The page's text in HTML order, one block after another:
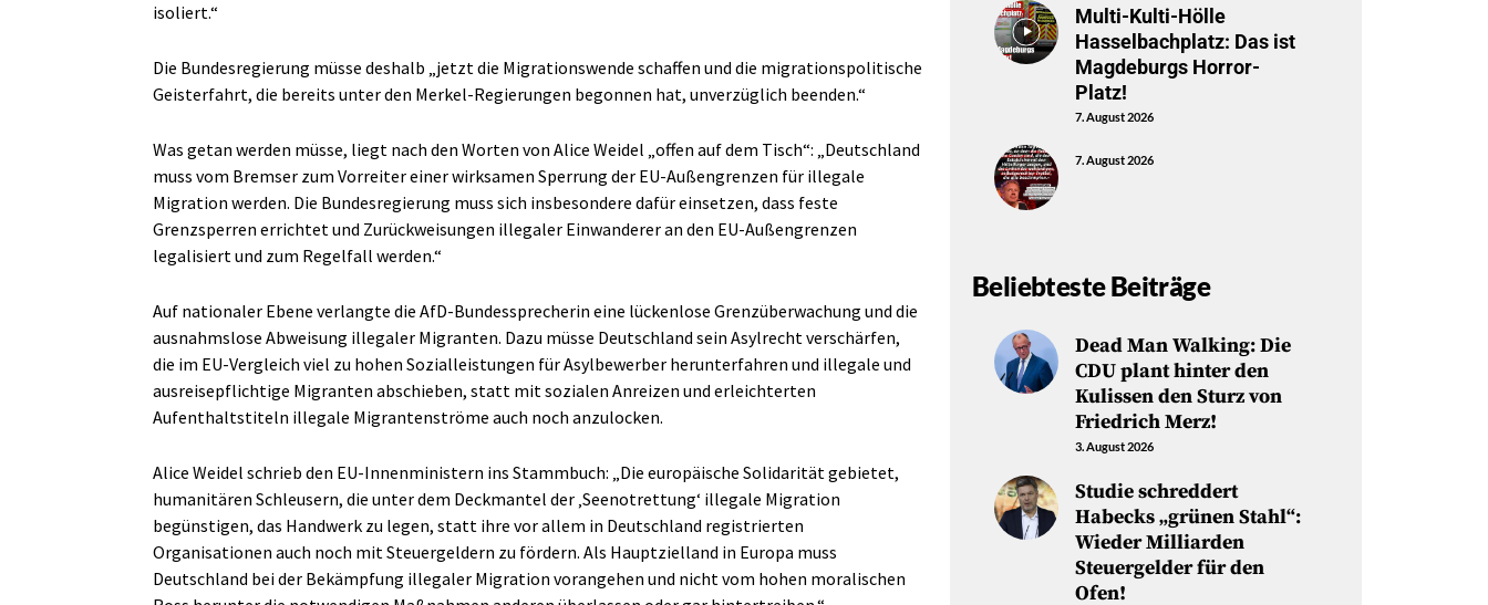
isoliert.“
Die Bundesregierung müsse deshalb „jetzt die Migrationswende schaffen und die migrationspolitische
Geisterfahrt, die bereits unter den Merkel-Regierungen begonnen hat, unverzüglich beenden.“
Was getan werden müsse, liegt nach den Worten von Alice Weidel „offen auf dem Tisch“: „Deutschland
muss vom Bremser zum Vorreiter einer wirksamen Sperrung der EU-Außengrenzen für illegale
Migration werden. Die Bundesregierung muss sich insbesondere dafür einsetzen, dass feste
Grenzsperren errichtet und Zurückweisungen illegaler Einwanderer an den EU-Außengrenzen
legalisiert und zum Regelfall werden.“
Auf nationaler Ebene verlangte die AfD-Bundessprecherin eine lückenlose Grenzüberwachung und die
ausnahmslose Abweisung illegaler Migranten. Dazu müsse Deutschland sein Asylrecht verschärfen,
die im EU-Vergleich viel zu hohen Sozialleistungen für Asylbewerber herunterfahren und illegale und
ausreisepflichtige Migranten abschieben, statt mit sozialen Anreizen und erleichterten
Aufenthaltstiteln illegale Migrantenströme auch noch anzulocken.
Alice Weidel schrieb den EU-Innenministern ins Stammbuch: „Die europäische Solidarität gebietet,
humanitären Schleusern, die unter dem Deckmantel der ‚Seenotrettung‘ illegale Migration
begünstigen, das Handwerk zu legen, statt ihre vor allem in Deutschland registrierten
Organisationen auch noch mit Steuergeldern zu fördern. Als Hauptzielland in Europa muss
Deutschland bei der Bekämpfung illegaler Migration vorangehen und nicht vom hohen moralischen
Multi-Kulti-Hölle
Hasselbachplatz: Das ist
Magdeburgs Horror-
Platz!
7. August 2026
7. August 2026
Beliebteste Beiträge
Dead Man Walking: Die
CDU plant hinter den
Kulissen den Sturz von
Friedrich Merz!
3. August 2026
Studie schreddert
Habecks „grünen Stahl“:
Wieder Milliarden
Steuergelder für den
Ofen!